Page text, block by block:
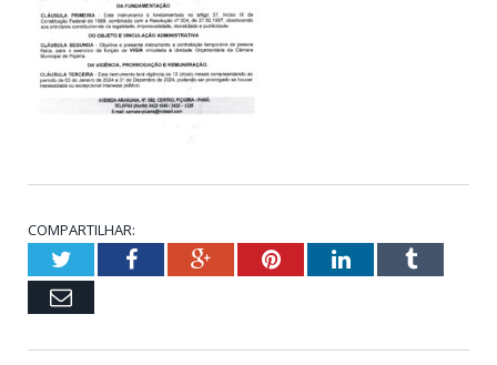
COMPARTILHAR:
TwitterFacebookGoogle+PinterestLinkedInTumblr
Email